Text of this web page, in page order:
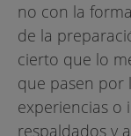
no con la
de la
cierto que lo
que pasen por
experiencias o
respaldados y